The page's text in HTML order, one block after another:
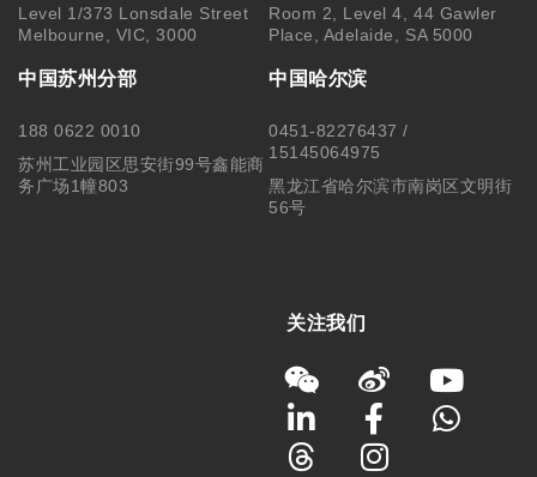
Level 1/373 Lonsdale Street
Melbourne, VIC, 3000
Room 2, Level 4, 44 Gawler
Place, Adelaide, SA 5000
中国苏州分部
188 0622 0010
苏州工业园区思安街99号鑫能商
务广场1幢803
中国哈尔滨
0451-82276437 /
15145064975
黑龙江省哈尔滨市南岗区文明街
56号
关注我们